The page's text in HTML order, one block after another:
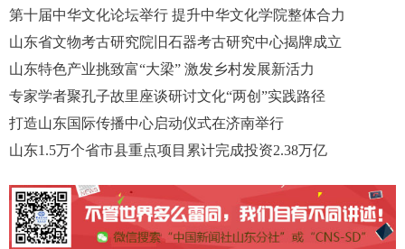
第十届中华文化论坛举行 提升中华文化学院整体合力
山东省文物考古研究院旧石器考古研究中心揭牌成立
山东特色产业挑致富“大梁” 激发乡村发展新活力
专家学者聚孔子故里座谈研讨文化“两创”实践路径
打造山东国际传播中心启动仪式在济南举行
山东1.5万个省市县重点项目累计完成投资2.38万亿